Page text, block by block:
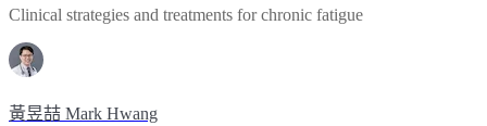
Clinical strategies and treatments for chronic fatigue
黃昱喆 Mark Hwang